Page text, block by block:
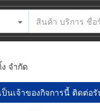
จำกัด
นเจ้าของกิจการนี้ ติดต่อ